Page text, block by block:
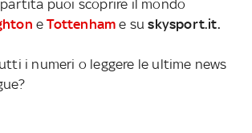
puoi scoprire il mondo
eTottenham e suskysport.it.
i numeri o leggere le ultime news